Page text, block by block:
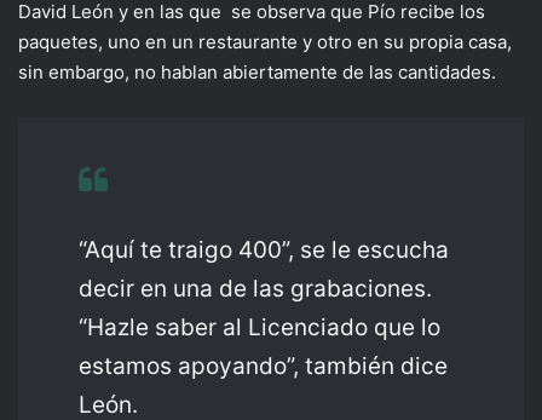
David León y en las que se observa que Pío recibe los
paquetes, uno en un restaurante y otro en su propia casa,
sin embargo, no hablan abiertamente de las cantidades.
“Aquí te traigo 400”, se le escucha
decir en una de las grabaciones.
“Hazle saber al Licenciado que lo
estamos apoyando”, también dice
León.